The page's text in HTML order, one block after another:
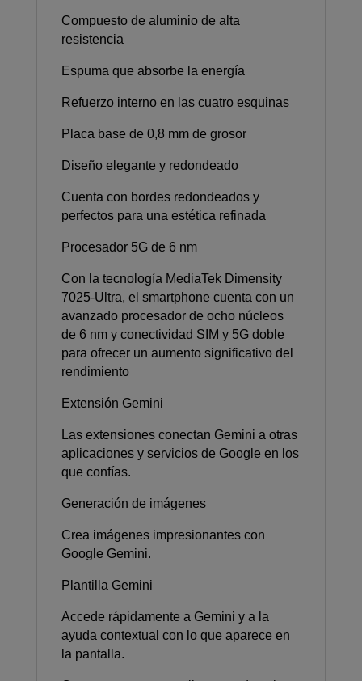
Compuesto de aluminio de alta
resistencia
Espuma que absorbe la energía
Refuerzo interno en las cuatro esquinas
Placa base de 0,8 mm de grosor
Diseño elegante y redondeado
Cuenta con bordes redondeados y
perfectos para una estética refinada
Procesador 5G de 6 nm
Con la tecnología MediaTek Dimensity
7025-Ultra, el smartphone cuenta con un
avanzado procesador de ocho núcleos
de 6 nm y conectividad SIM y 5G doble
para ofrecer un aumento significativo del
rendimiento
Extensión Gemini
Las extensiones conectan Gemini a otras
aplicaciones y servicios de Google en los
que confías.
Generación de imágenes
Crea imágenes impresionantes con
Google Gemini.
Plantilla Gemini
Accede rápidamente a Gemini y a la
ayuda contextual con lo que aparece en
la pantalla.